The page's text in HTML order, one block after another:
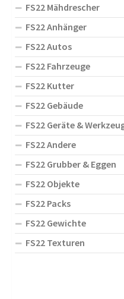
FS22 Mähdrescher
FS22 Anhänger
FS22 Autos
FS22 Fahrzeuge
FS22 Kutter
FS22 Gebäude
FS22 Geräte &
FS22 Andere
FS22 Grubber & Eggen
FS22 Objekte
FS22 Packs
FS22 Gewichte
FS22 Texturen